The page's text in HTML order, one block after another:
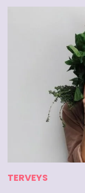
TERVEYS